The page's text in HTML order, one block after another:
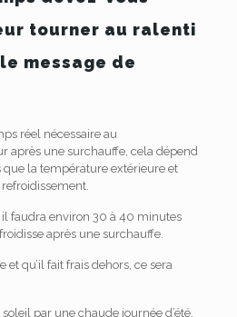
tourner au ralenti
message de
réel nécessaire au
après une surchauffe, cela dépend
la température extérieure et
refroidissement.
faudra environ 30 à 40 minutes
après une surchauffe.
et qu’il fait frais dehors, ce sera
par une chaude journée d’été,